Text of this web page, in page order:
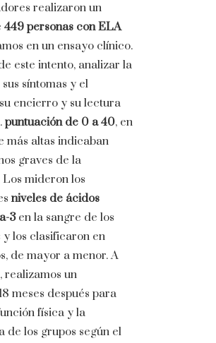
realizaron un
449 personas con ELA
en un ensayo clínico.
este intento, analizar la
síntomas y el
encierro y su lectura
puntuación de 0 a 40, en
más altas indicaban
graves de la
mideron los
niveles de ácidos
3en la sangre de los
los clasificaron en
de mayor a menor. A
realizamos un
meses después para
física y la
de los grupos según el